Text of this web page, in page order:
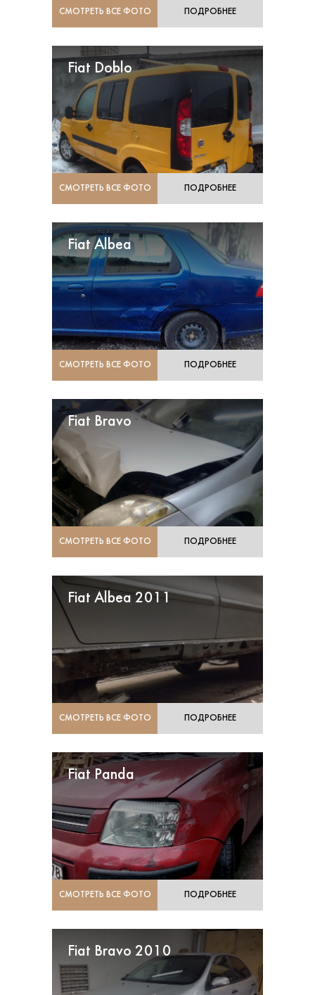
СМОТРЕТЬ ВСЕ ФОТО ПОДРОБНЕЕ
Fiat Doblo
СМОТРЕТЬ ВСЕ ФОТО ПОДРОБНЕЕ
Fiat Albea
СМОТРЕТЬ ВСЕ ФОТО ПОДРОБНЕЕ
Fiat Bravo
СМОТРЕТЬ ВСЕ ФОТО ПОДРОБНЕЕ
Fiat Albea 2011
СМОТРЕТЬ ВСЕ ФОТО ПОДРОБНЕЕ
Fiat Panda
СМОТРЕТЬ ВСЕ ФОТО ПОДРОБНЕЕ
Fiat Bravo 2010